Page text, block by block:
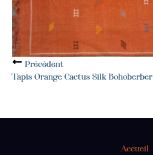
Précédent
Tapis Orange Cactus Silk Bohoberber
Accueil